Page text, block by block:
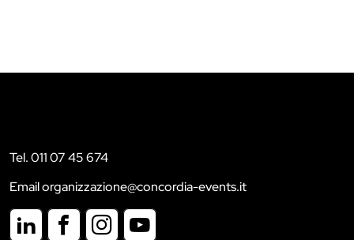
Tel. 011 07 45 674
Email organizzazione@concordia-events.it